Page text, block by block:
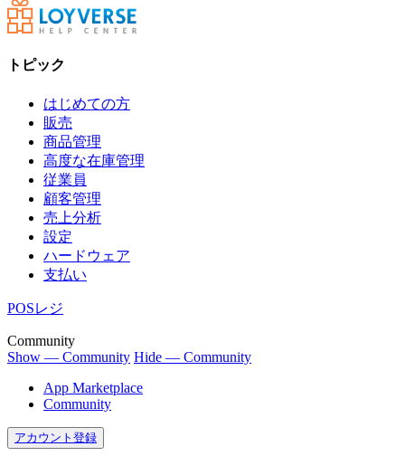
トピック
はじめての方
販売
商品管理
高度な在庫管理
従業員
顧客管理
売上分析
設定
ハードウェア
支払い
POSレジ
Community
Show — Community Hide — Community
App Marketplace
Community
アカウント登録